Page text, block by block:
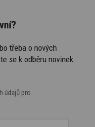
třeba o nových
se k odběru novinek.
údajů pro